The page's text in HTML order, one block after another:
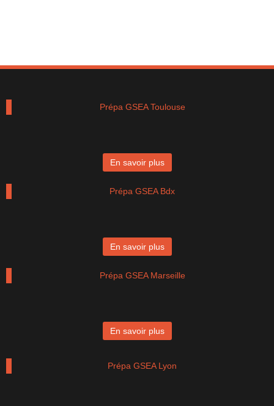
Prépa GSEA Toulouse
En savoir plus
Prépa GSEA Bdx
En savoir plus
Prépa GSEA Marseille
En savoir plus
Prépa GSEA Lyon